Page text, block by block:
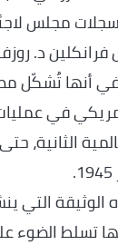
مجلس
د.
أنها تُشكّل
في
التي
تسلط الضوء